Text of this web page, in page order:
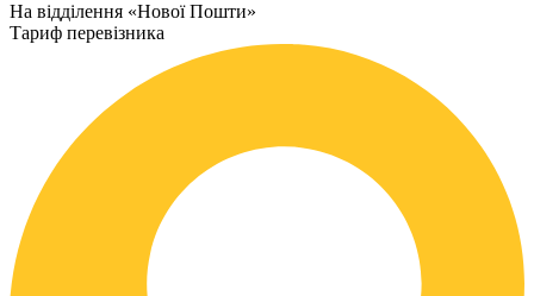
На відділення «Нової Пошти»
Тариф перевізника